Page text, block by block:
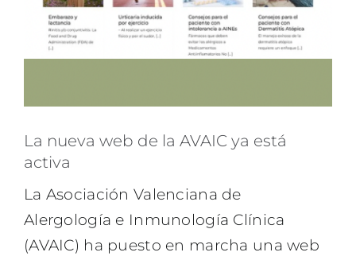
La nueva web de la AVAIC ya está
activa
La Asociación Valenciana de
Alergología e Inmunología Clínica
(AVAIC) ha puesto en marcha una web